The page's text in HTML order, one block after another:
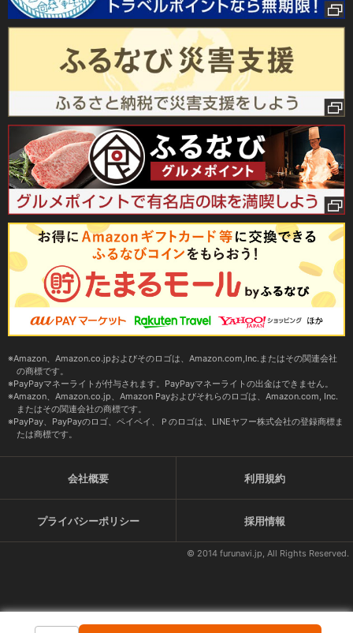
Amazon、Amazon.co.jpおよびそのロゴは、Amazon.com,Inc.またはその関連会社
の商標です。
PayPayマネーライトが付与されます。PayPayマネーライトの出金はできません。
Amazon、Amazon.co.jp、Amazon Payおよびそれらのロゴは、Amazon.com, Inc.
またはその関連会社の商標です。
PayPay、PayPayのロゴ、ペイペイ、Ｐのロゴは、LINEヤフー株式会社の登録商標ま
たは商標です。
会社概要 利用規約
プライバシーポリシー 採用情報
© 2014 furunavi.jp, All Rights Reserved.